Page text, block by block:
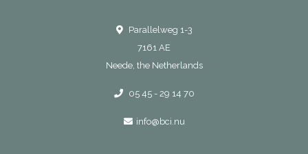
Parallelweg 1-3
7161 AE
Neede, the Netherlands
05 45 - 29 14 70
info@bci.nu